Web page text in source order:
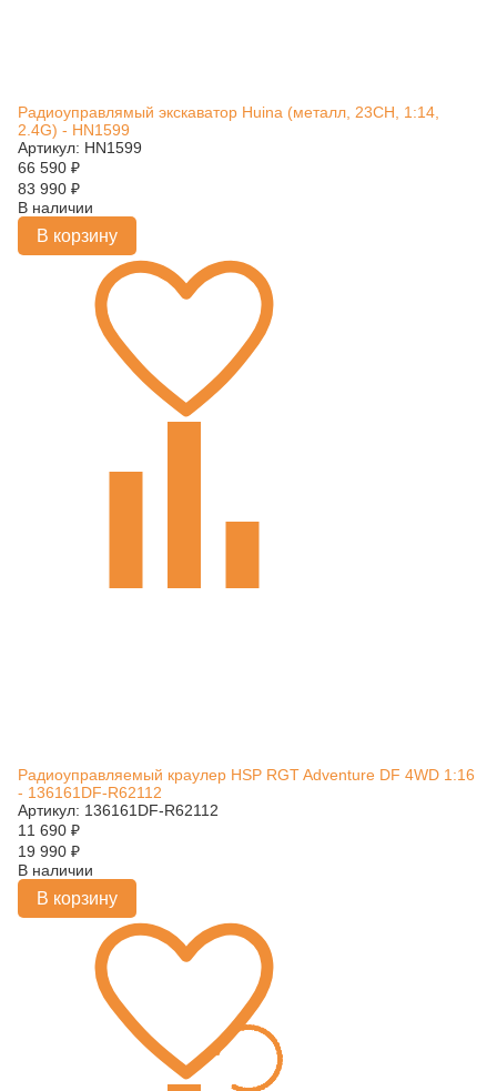
Радиоуправлямый экскаватор Huina (металл, 23CH, 1:14,
2.4G) - HN1599
Артикул: HN1599
66 590 ₽
83 990 ₽
В наличии
В корзину
Радиоуправляемый краулер HSP RGT Adventure DF 4WD 1:16
- 136161DF-R62112
Артикул: 136161DF-R62112
11 690 ₽
19 990 ₽
В наличии
В корзину